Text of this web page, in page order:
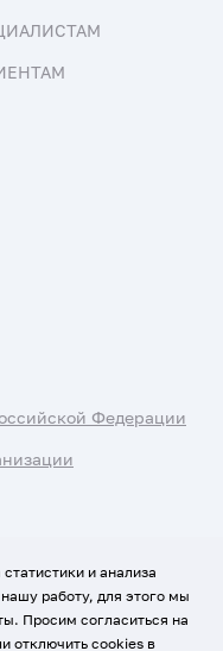
Федерации
и анализа
работу, для этого мы
Просим согласиться на
отключить cookies в